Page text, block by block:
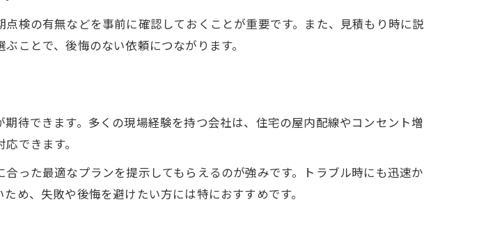
解決する工事選定ポイント
すい電気工事トラブル例を紹介
線工事を依頼する際の流れ
気工事業者の選び方ガイド
電気工事のメリットとは
社とはどんな企業か
多い会社の見極めポイント
検の有無などを事前に確認しておくことが重要です。また、見積もり時に説
ことで、後悔のない依頼につながります。
待できます。多くの現場経験を持つ会社は、住宅の屋内配線やコンセント増
できます。
った最適なプランを提示してもらえるのが強みです。トラブル時にも迅速か
め、失敗や後悔を避けたい方には特におすすめです。